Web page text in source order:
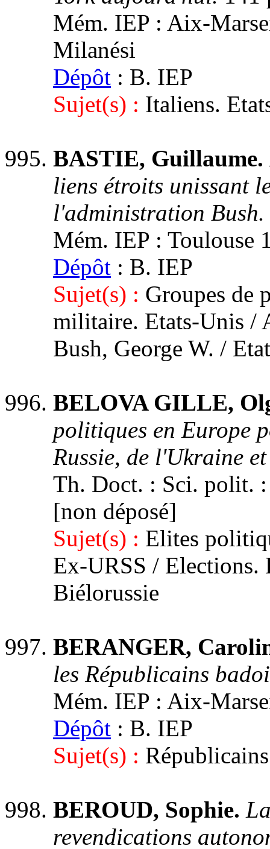
Mém. IEP : Aix-
Milanési
Dépôt : B. IEP
Sujet(s) : Italiens.
BASTIE, Guillaume.
liens étroits unissant
l'administration Bush.
Mém. IEP : Toulouse
Dépôt : B. IEP
Sujet(s) : Groupes de
militaire. Etats-Unis /
Bush, George W. /
BELOVA GILLE,
politiques en Europe
Russie, de l'Ukraine
Th. Doct. : Sci. polit.
[non déposé]
Sujet(s) : Elites
Ex-URSS / Elections.
Biélorussie
BERANGER,
les Républicains
Mém. IEP : Aix-
Dépôt : B. IEP
Sujet(s) :
BEROUD, Sophie.
revendications